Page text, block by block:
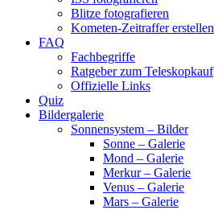
Blitze fotografieren
Kometen-Zeitraffer erstellen
FAQ
Fachbegriffe
Ratgeber zum Teleskopkauf
Offizielle Links
Quiz
Bildergalerie
Sonnensystem – Bilder
Sonne – Galerie
Mond – Galerie
Merkur – Galerie
Venus – Galerie
Mars – Galerie